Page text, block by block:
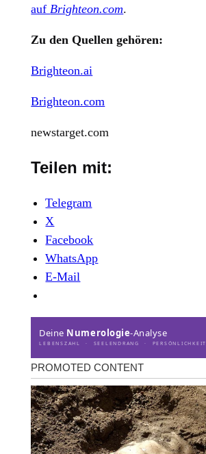
aufBrighteon.com.
Zu den Quellen gehören:
Brighteon.ai
Brighteon.com
newstarget.com
Teilen mit:
Telegram
X
Facebook
WhatsApp
E-Mail
Deine Numerologie-Analyse
LEBENSZAHL · SEELENDRANG · PERSÖNLICHKEIT